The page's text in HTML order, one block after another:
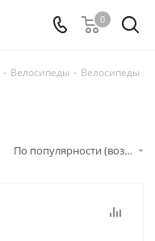
0
- Велосипеды - Велосипеды
По популярности (возрастание)